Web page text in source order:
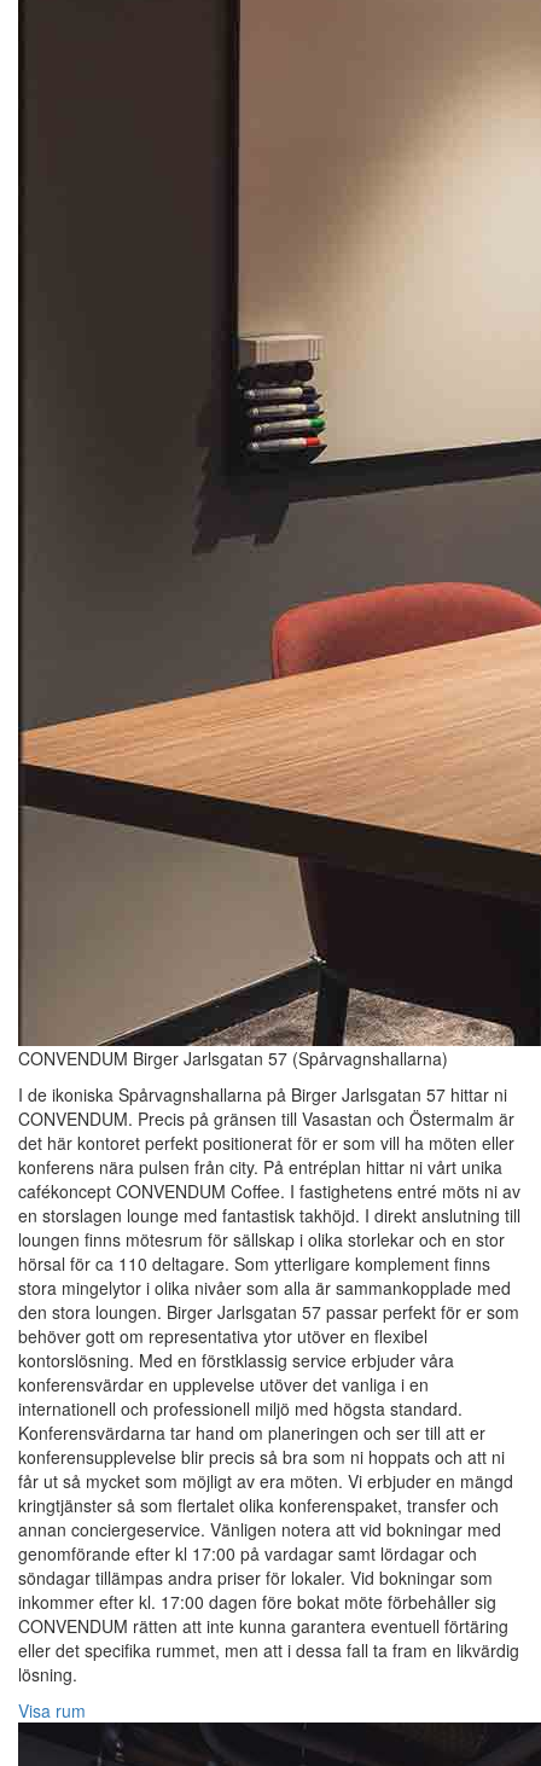
CONVENDUM Birger Jarlsgatan 57 (Spårvagnshallarna)
I de ikoniska Spårvagnshallarna på Birger Jarlsgatan 57 hittar ni
CONVENDUM. Precis på gränsen till Vasastan och Östermalm är
det här kontoret perfekt positionerat för er som vill ha möten eller
konferens nära pulsen från city. På entréplan hittar ni vårt unika
cafékoncept CONVENDUM Coffee. I fastighetens entré möts ni av
en storslagen lounge med fantastisk takhöjd. I direkt anslutning till
loungen finns mötesrum för sällskap i olika storlekar och en stor
hörsal för ca 110 deltagare. Som ytterligare komplement finns
stora mingelytor i olika nivåer som alla är sammankopplade med
den stora loungen. Birger Jarlsgatan 57 passar perfekt för er som
behöver gott om representativa ytor utöver en flexibel
kontorslösning. Med en förstklassig service erbjuder våra
konferensvärdar en upplevelse utöver det vanliga i en
internationell och professionell miljö med högsta standard.
Konferensvärdarna tar hand om planeringen och ser till att er
konferensupplevelse blir precis så bra som ni hoppats och att ni
får ut så mycket som möjligt av era möten. Vi erbjuder en mängd
kringtjänster så som flertalet olika konferenspaket, transfer och
annan conciergeservice. Vänligen notera att vid bokningar med
genomförande efter kl 17:00 på vardagar samt lördagar och
söndagar tillämpas andra priser för lokaler. Vid bokningar som
inkommer efter kl. 17:00 dagen före bokat möte förbehåller sig
CONVENDUM rätten att inte kunna garantera eventuell förtäring
eller det specifika rummet, men att i dessa fall ta fram en likvärdig
lösning.
Visa rum